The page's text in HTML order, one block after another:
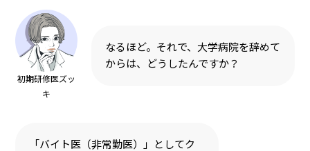
初期研修医ズッ
キ
なるほど。それで、大学病院を辞めて
からは、どうしたんですか？
「バイト医（非常勤医）」としてク